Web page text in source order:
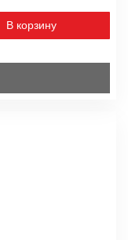
В корзину